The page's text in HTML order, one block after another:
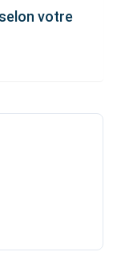
votre